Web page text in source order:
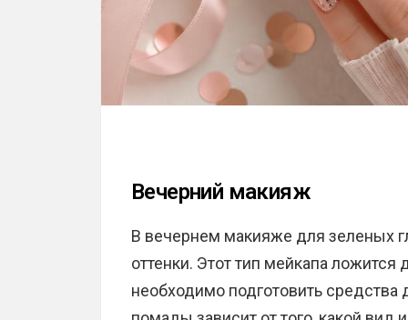
Вечерний макияж
В вечернем макияже для зеленых
оттенки. Этот тип мейкапа
необходимо подготовить